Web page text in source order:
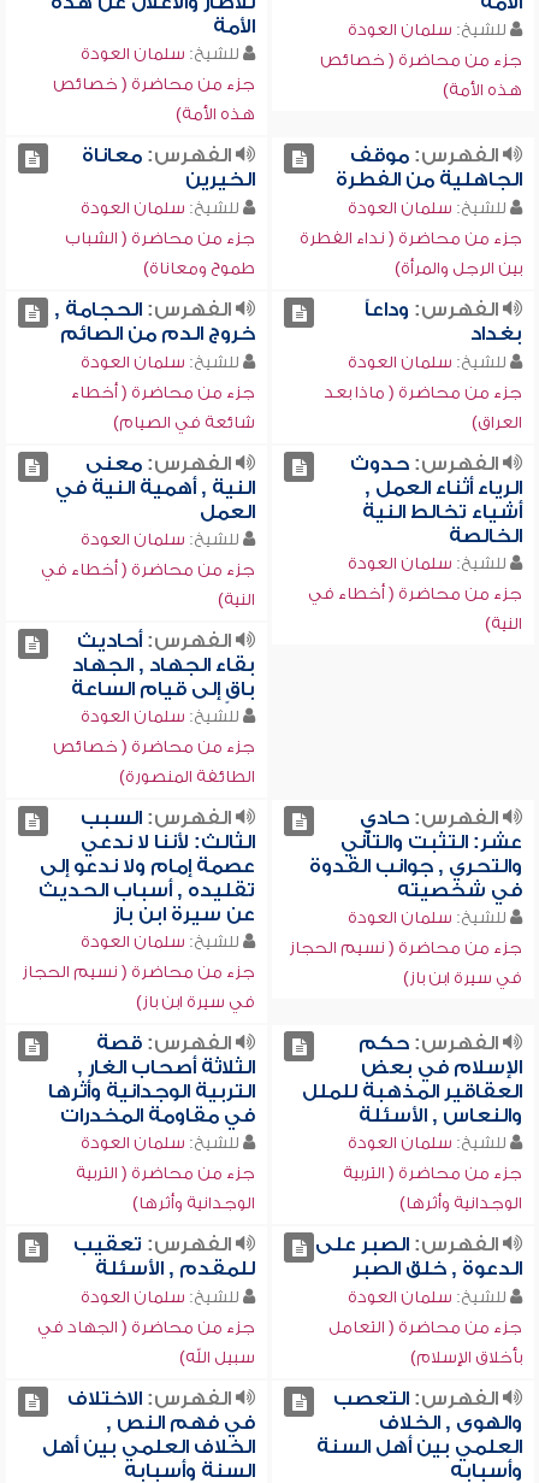
للشيخ: سلمان العودة
جزء من محاضرة ( خصائص
هذه الأمة)
الأمة
للشيخ: سلمان العودة
جزء من محاضرة ( خصائص
هذه الأمة)
الفهرس:موقف
الجاهلية من الفطرة
للشيخ: سلمان العودة
جزء من محاضرة ( نداء الفطرة
بين الرجل والمرأة)
الفهرس:معاناة
الخيرين
للشيخ: سلمان العودة
جزء من محاضرة ( الشباب
طموح ومعاناة)
الفهرس: وداعاً
بغداد
للشيخ: سلمان العودة
جزء من محاضرة ( ماذا بعد
العراق)
الفهرس:الحجامة ,
خروج الدم من الصائم
للشيخ: سلمان العودة
جزء من محاضرة ( أخطاء
شائعة في الصيام)
الفهرس:حدوث
الرياء أثناء العمل ,
أشياء تخالط النية
الخالصة
للشيخ: سلمان العودة
جزء من محاضرة ( أخطاء في
النية)
الفهرس:معنى
النية , أهمية النية في
العمل
للشيخ: سلمان العودة
جزء من محاضرة ( أخطاء في
النية)
الفهرس:أحاديث
بقاء الجهاد , الجهاد
باقٍ إلى قيام الساعة
للشيخ: سلمان العودة
جزء من محاضرة ( خصائص
الطائفة المنصورة)
الفهرس:حادي
عشر: التثبت والتأني
والتحري , جوانب القدوة
في شخصيته
للشيخ: سلمان العودة
جزء من محاضرة ( نسيم الحجاز
في سيرة ابن باز)
الفهرس:السبب
الثالث: لأننا لا ندعي
عصمة إمام ولا ندعو إلى
تقليده , أسباب الحديث
عن سيرة ابن باز
للشيخ: سلمان العودة
جزء من محاضرة ( نسيم الحجاز
في سيرة ابن باز)
الفهرس:حكم
الإسلام في بعض
العقاقير المذهبة للملل
والنعاس , الأسئلة
للشيخ: سلمان العودة
جزء من محاضرة ( التربية
الوجدانية وأثرها)
الفهرس:قصة
الثلاثة أصحاب الغار ,
التربية الوجدانية وأثرها
في مقاومة المخدرات
للشيخ: سلمان العودة
جزء من محاضرة ( التربية
الوجدانية وأثرها)
الفهرس:الصبر على
الدعوة , خلق الصبر
للشيخ: سلمان العودة
جزء من محاضرة ( التعامل
بأخلاق الإسلام)
الفهرس: تعقيب
للمقدم , الأسئلة
للشيخ: سلمان العودة
جزء من محاضرة ( الجهاد في
سبيل الله)
الفهرس:التعصب
والهوى , الخلاف
العلمي بين أهل السنة
وأسبابه
الفهرس:الاختلاف
في فهم النص ,
الخلاف العلمي بين أهل
السنة وأسبابه